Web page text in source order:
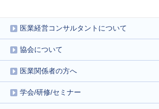
医業経営コンサルタントについて
協会について
医業関係者の方へ
学会/研修/セミナー